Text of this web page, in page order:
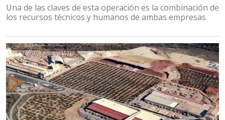
Una de las claves de esta operación es la combinación de
los recursos técnicos y humanos de ambas empresas